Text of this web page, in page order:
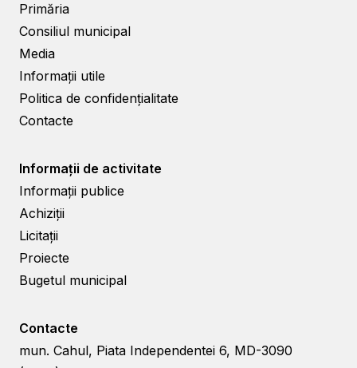
Primăria
Consiliul municipal
Media
Informații utile
Politica de confidențialitate
Contacte
Informații de activitate
Informații publice
Achiziții
Licitații
Proiecte
Bugetul municipal
Contacte
mun. Cahul, Piata Independentei 6, MD-3090